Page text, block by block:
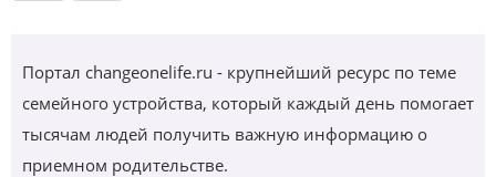
Портал changeonelife.ru - крупнейший ресурс по теме
семейного устройства, который каждый день помогает
тысячам людей получить важную информацию о
приемном родительстве.